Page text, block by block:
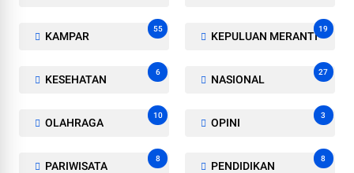
KAMPAR
55
KEPULUAN MERANTI
19
KESEHATAN
6
NASIONAL
27
OLAHRAGA
10
OPINI
3
PARIWISATA
8
PENDIDIKAN
8